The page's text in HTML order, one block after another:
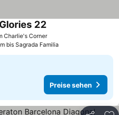
Charlie's Corner
22
bis Sagrada Familia
Preise sehen